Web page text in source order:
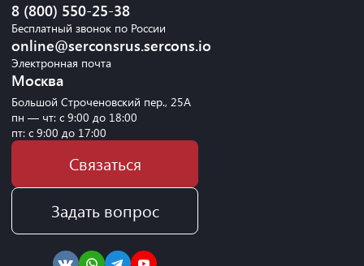
8 (800) 550-25-38
Бесплатный звонок по России
online@serconsrus.sercons.io
Электронная почта
Москва
Большой Строченовский пер., 25А
пн — чт: с 9:00 до 18:00
пт: с 9:00 до 17:00
Связаться
Задать вопрос